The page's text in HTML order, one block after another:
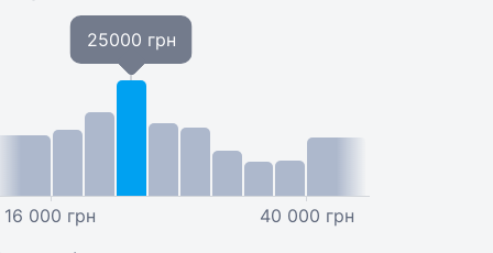
16 000 грн
25000 грн
40 000 грн